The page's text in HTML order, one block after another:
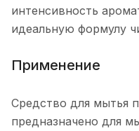
интенсивность
идеальную формулу
Применение
Средство для мытья
предназначено для